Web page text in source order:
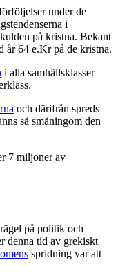
under de
i
på kristna. Bekant
år 64 e.Kr på de kristna.
i alla samhällsklasser –
och därifrån spreds
så småningom den
7 miljoner av
på politik och
denna tid av grekiskt
spridning var att